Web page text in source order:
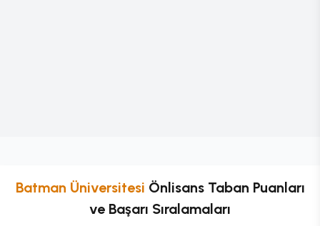
Batman Üniversitesi ÖnlisansTaban Puanları
ve Başarı Sıralamaları